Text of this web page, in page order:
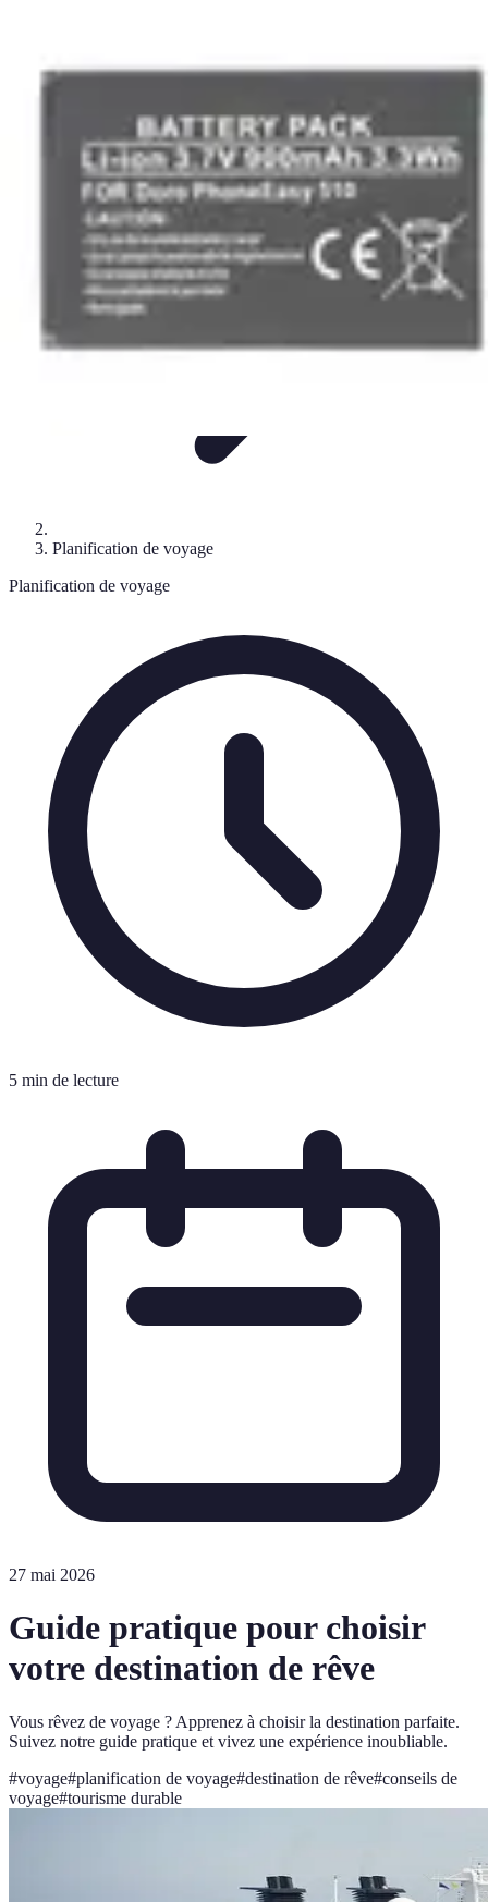
Planification de voyage
Planification de voyage
5 min de lecture
27 mai 2026
Guide pratique pour choisir
votre destination de rêve
Vous rêvez de voyage ? Apprenez à choisir la destination parfaite.
Suivez notre guide pratique et vivez une expérience inoubliable.
#voyage#planification de voyage#destination de rêve#conseils de
voyage#tourisme durable